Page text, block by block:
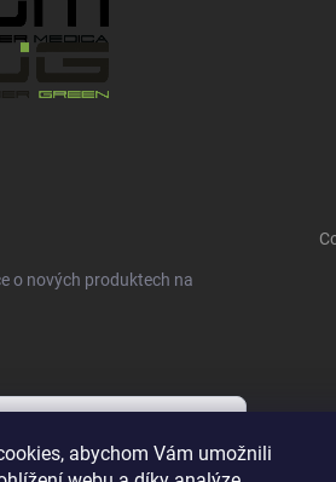
abychom Vám umožnili
o nových produktech na